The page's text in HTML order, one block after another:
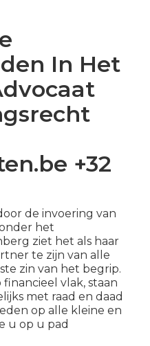
In Het
+32
de invoering van
het
ziet het als haar
te zijn van alle
zin van het begrip.
vlak, staan
met raad en daad
op alle kleine en
u op u pad